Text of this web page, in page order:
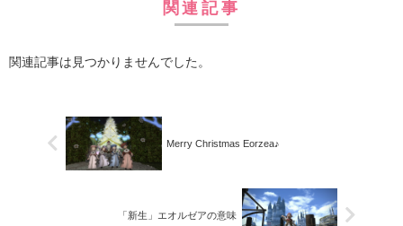
関連記事
関連記事は見つかりませんでした。
Merry Christmas Eorzea♪
「新生」エオルゼアの意味